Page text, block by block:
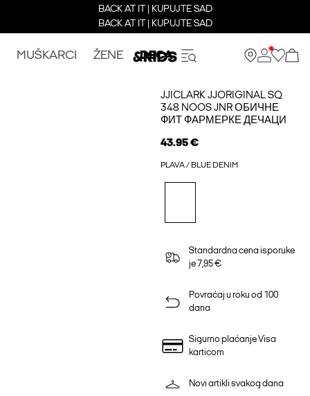
BACK AT IT | KUPUJTE SAD
BACK AT IT | KUPUJTE SAD
MUŠKARCI ŽENE DECA
JJICLARK JJORIGINAL SQ
348 NOOS JNR ОБИЧНЕ
ФИТ ФАРМЕРКЕ ДЕЧАЦИ
43.95 €
PLAVA / BLUE DENIM
Standardna cena isporuke
je 7,95 €
Povraćaj u roku od 100
dana
Sigurno plaćanje Visa
karticom
Novi artikli svakog dana